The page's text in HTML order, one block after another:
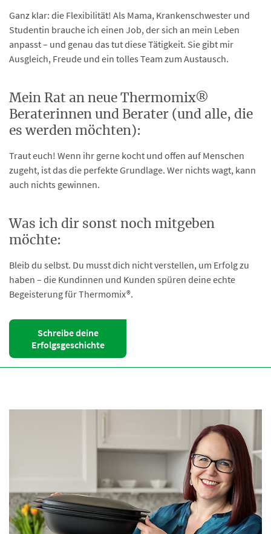
Ganz klar: die Flexibilität! Als Mama, Krankenschwester und
Studentin brauche ich einen Job, der sich an mein Leben
anpasst – und genau das tut diese Tätigkeit. Sie gibt mir
Ausgleich, Freude und ein tolles Team zum Austausch.
Mein Rat an neue Thermomix®
Beraterinnen und Berater (und alle, die
es werden möchten):
Traut euch! Wenn ihr gerne kocht und offen auf Menschen
zugeht, ist das die perfekte Grundlage. Wer nichts wagt, kann
auch nichts gewinnen.
Was ich dir sonst noch mitgeben
möchte:
Bleib du selbst. Du musst dich nicht verstellen, um Erfolg zu
haben – die Kundinnen und Kunden spüren deine echte
Begeisterung für Thermomix®.
Schreibe deine
Erfolgsgeschichte